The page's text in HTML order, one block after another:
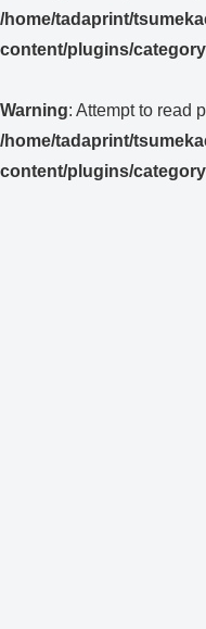
/home/tadaprint/
content/plugins/
Warning: Attempt to read
/home/tadaprint/
content/plugins/